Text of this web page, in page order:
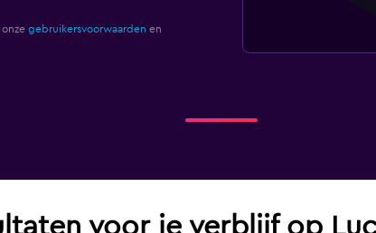
gebruikersvoorwaarden en
voor je verblijf op